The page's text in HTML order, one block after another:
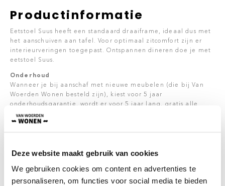
Deze website maakt gebruik van cookies
We gebruiken cookies om content en advertenties te
personaliseren, om functies voor social media te bieden
Productinformatie
Eetstoel Suus heeft een standaard draaiframe, ideaal dus met
het aanschuiven aan tafel. Voor optimaal zitcomfort zijn er
interieurveringen toegepast. Ontspannen dineren doe je met
eetstoel Suus.
Onderhoud
Wanneer je bij aanschaf met nieuwe meubelen (die bij Van
Woerden Wonen besteld zijn), kiest voor 5 jaar
onderhoudsgarantie, wordt er voor 5 jaar lang, gratis alle
problemen (die onder de garantie vallen) opgelost. Denk
hierbij aan vlekverwijdering, verhelpen van kraakgeluiden en
losgeraakte verbindingen. Kort gezegd, problemen die met
hoef jezelf niks te doen, de meubels worden geïmpregneerd
te kopen.